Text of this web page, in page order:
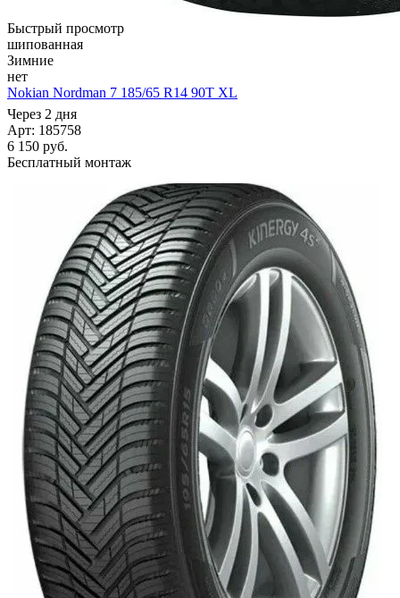
Быстрый просмотр
шипованная
Зимние
нет
Nokian Nordman 7 185/65 R14 90T XL
Через 2 дня
Арт: 185758
6 150 руб.
Бесплатный монтаж